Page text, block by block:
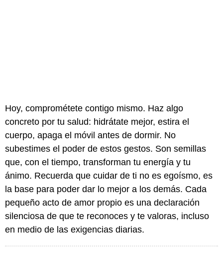
Hoy, comprométete contigo mismo. Haz algo
concreto por tu salud: hidrátate mejor, estira el
cuerpo, apaga el móvil antes de dormir. No
subestimes el poder de estos gestos. Son semillas
que, con el tiempo, transforman tu energía y tu
ánimo. Recuerda que cuidar de ti no es egoísmo, es
la base para poder dar lo mejor a los demás. Cada
pequeño acto de amor propio es una declaración
silenciosa de que te reconoces y te valoras, incluso
en medio de las exigencias diarias.